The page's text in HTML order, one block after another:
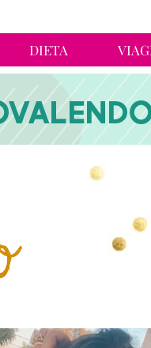
DIETA